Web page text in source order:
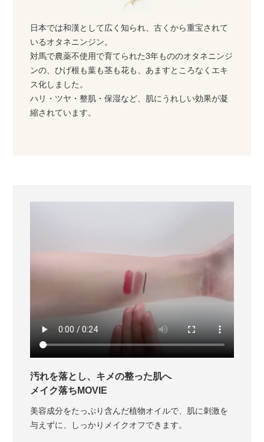
日本では和漢として広く知られ、古くから重宝されて
いるオタネニンジン。
対馬で農薬不使用で育てられた3年もののオタネニンジ
ンの、ひげ根も葉も茎も花も、あますところなくエキ
ス化しました。
ハリ・ツヤ・整肌・保湿など、肌にうれしい効果が凝
縮されています。
汚れを落とし、キメの整った肌へ
メイク落ちMOVIE
美容成分をたっぷり含んだ植物オイルで、肌に刺激を
与えずに、しっかりメイクオフできます。